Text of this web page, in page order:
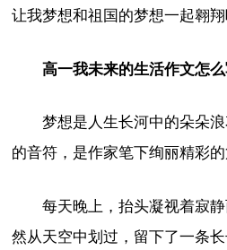
让我梦想和祖国的梦想一起翱
高一我未来的生活作文怎么
梦想是人生长河中的朵朵
的音符，是作家笔下绚丽精彩
每天晚上，抬头凝视着寂
然从天空中划过，留下了一条